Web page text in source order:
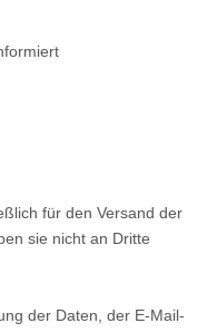
für den Versand der
sie nicht an Dritte
der Daten, der E-Mail-